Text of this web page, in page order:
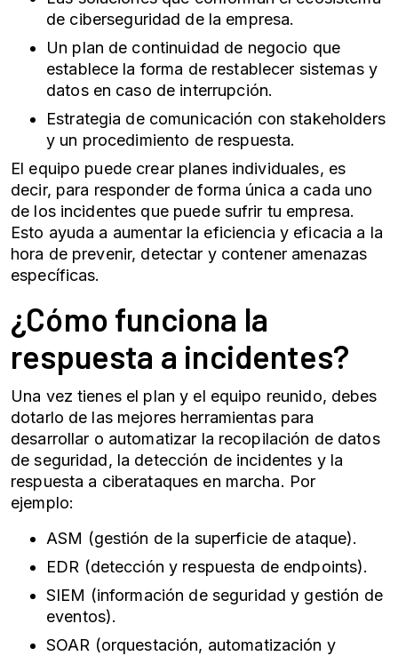
de ciberseguridad de la empresa.
Un plan de continuidad de negocio que
establece la forma de restablecer sistemas y
datos en caso de interrupción.
Estrategia de comunicación con stakeholders
y un procedimiento de respuesta.
El equipo puede crear planes individuales, es
decir, para responder de forma única a cada uno
de los incidentes que puede sufrir tu empresa.
Esto ayuda a aumentar la eficiencia y eficacia a la
hora de prevenir, detectar y contener amenazas
específicas.
¿Cómo funciona la
respuesta a incidentes?
Una vez tienes el plan y el equipo reunido, debes
dotarlo de las mejores herramientas para
desarrollar o automatizar la recopilación de datos
de seguridad, la detección de incidentes y la
respuesta a ciberataques en marcha. Por
ejemplo:
ASM (gestión de la superficie de ataque).
EDR (detección y respuesta de endpoints).
SIEM (información de seguridad y gestión de
eventos).
SOAR (orquestación, automatización y